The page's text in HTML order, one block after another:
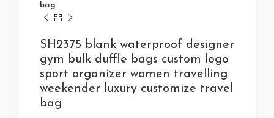
bag
SH2375 blank waterproof designer
gym bulk duffle bags custom logo
sport organizer women travelling
weekender luxury customize travel
bag